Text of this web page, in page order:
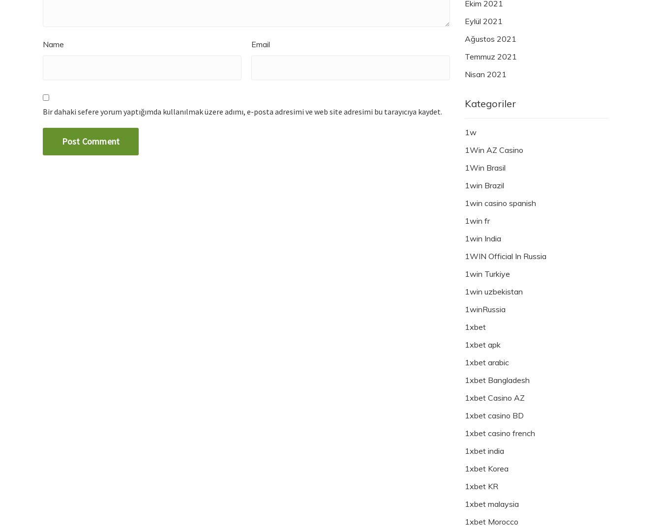
Name Email
Bir dahaki sefere yorum yaptığımda kullanılmak üzere adımı, e-posta adresimi ve web site adresimi bu tarayıcıya kaydet.
Ekim 2021
Eylül 2021
Ağustos 2021
Temmuz 2021
Nisan 2021
Kategoriler
1w
1Win AZ Casino
1Win Brasil
1win Brazil
1win casino spanish
1win fr
1win India
1WIN Official In Russia
1win Turkiye
1win uzbekistan
1winRussia
1xbet
1xbet apk
1xbet arabic
1xbet Bangladesh
1xbet Casino AZ
1xbet casino BD
1xbet casino french
1xbet india
1xbet Korea
1xbet KR
1xbet malaysia
1xbet Morocco